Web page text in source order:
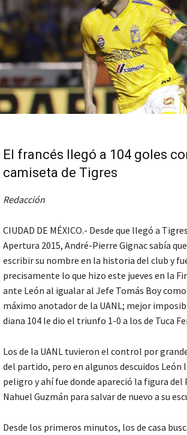
El francés llegó a 104 goles
camiseta de Tigres
Redacción
CIUDAD DE MÉXICO.- Desde que llegó a
Apertura 2015, André-Pierre Gignac sabía
escribir su nombre en la historia del club y
precisamente lo que hizo este jueves en la
ante León al igualar al Jefe Tomás Boy
máximo anotador de la UANL; mejor
diana 104 le dio el triunfo 1-0 a los de Tuca
Los de la UANL tuvieron el control por
del partido, pero en algunos descuidos León
peligro y ahí fue donde apareció la figura del
Nahuel Guzmán para salvar de nuevo a su
Desde los primeros minutos, los de casa